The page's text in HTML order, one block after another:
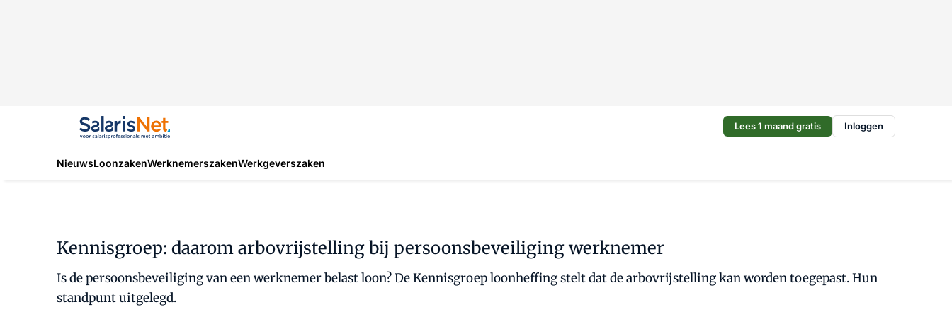
Lees 1 maand gratis Inloggen
NieuwsLoonzakenWerknemerszakenWerkgeverszaken
Kennisgroep: daarom arbovrijstelling bij persoonsbeveiliging werknemer
Is de persoonsbeveiliging van een werknemer belast loon? De Kennisgroep loonheffing stelt dat de arbovrijstelling kan worden toegepast. Hun
standpunt uitgelegd.